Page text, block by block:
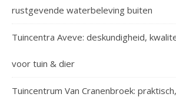
rustgevende waterbeleving buiten
Tuincentra Aveve: deskundigheid,
voor tuin & dier
Tuincentrum Van Cranenbroek: